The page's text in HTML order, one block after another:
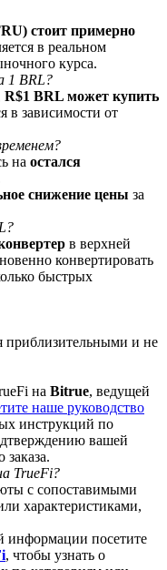
денежные
стоит примерно
в реальном
курса.
1 BRL?
R$1 BRL может купить
в зависимости от
на остался
снижение цены за
в верхней
конвертировать
быстрых
приблизительными и не
на Bitrue, ведущей
наше руководство
инструкций по
вашей
TrueFi?
с сопоставимыми
характеристиками,
информации посетите
, чтобы узнать о